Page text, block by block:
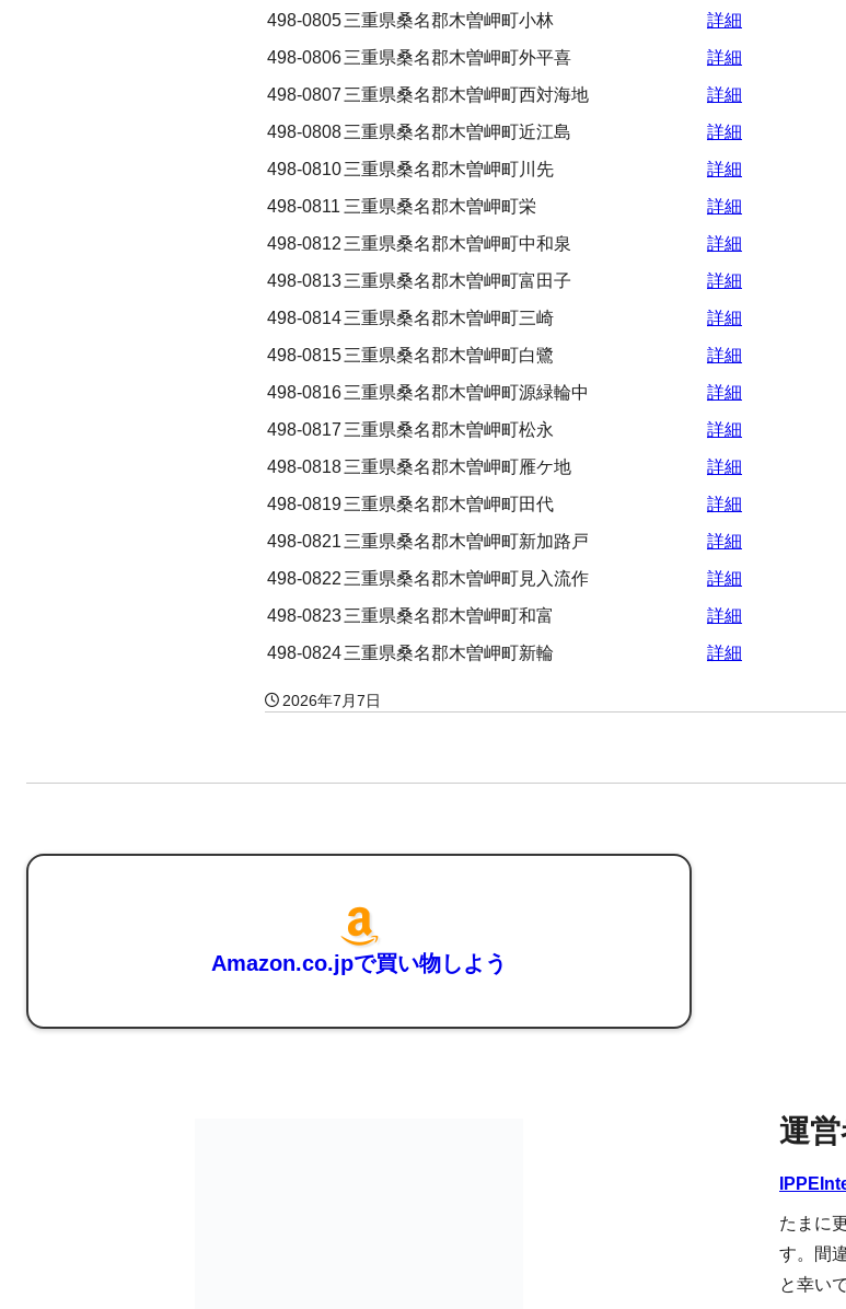
498-0805三重県桑名郡木曽岬町小林
詳細
498-0806三重県桑名郡木曽岬町外平喜
詳細
498-0807 三重県桑名郡木曽岬町西対海地
詳細
498-0808三重県桑名郡木曽岬町近江島
詳細
498-0810三重県桑名郡木曽岬町川先
詳細
498-0811 三重県桑名郡木曽岬町栄
詳細
498-0812 三重県桑名郡木曽岬町中和泉
詳細
498-0813三重県桑名郡木曽岬町富田子
詳細
498-0814三重県桑名郡木曽岬町三崎
詳細
498-0815三重県桑名郡木曽岬町白鷺
詳細
498-0816三重県桑名郡木曽岬町源緑輪中
詳細
498-0817 三重県桑名郡木曽岬町松永
詳細
498-0818三重県桑名郡木曽岬町雁ケ地
詳細
498-0819三重県桑名郡木曽岬町田代
詳細
498-0821 三重県桑名郡木曽岬町新加路戸
詳細
498-0822 三重県桑名郡木曽岬町見入流作
詳細
498-0823三重県桑名郡木曽岬町和富
詳細
498-0824三重県桑名郡木曽岬町新輪 詳細
2026年7月7日
Amazon.co.jpで買い物しよう
運
たまに
す。間
と幸い